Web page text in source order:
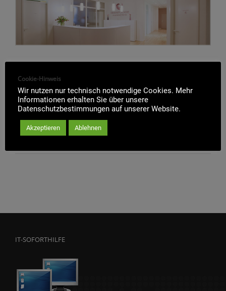
Die Netrix GmbH übernimmt die komplette IT-
Administration samt Website-Pflege der Dermatologie in
Kleinmachnow. Die [...]
Referenz
IT-SOFORTHILFE
Cookie-Hinweis
Wir nutzen nur technisch notwendige Cookies. Mehr
Informationen erhalten Sie über unsere
Datenschutzbestimmungen auf unserer Website.
Akzeptieren Ablehnen